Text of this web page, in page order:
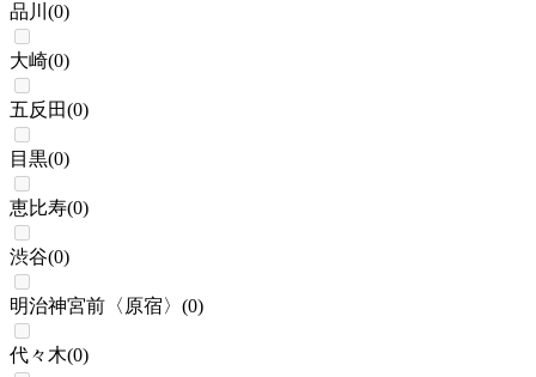
品川 (0)
大崎(0)
五反田(0)
目黒(0)
恵比寿(0)
渋谷(0)
明治神宮前〈原宿〉 (0)
代々木(0)